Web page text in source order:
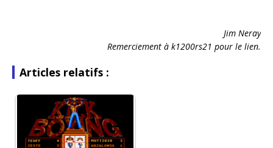
Jim Neray
Remerciement à k1200rs21 pour le lien.
Articles relatifs :